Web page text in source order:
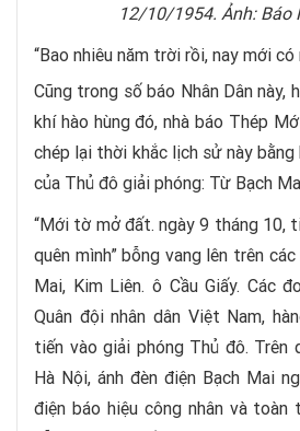
12/10/1954. Ảnh: Báo
“Bao nhiêu năm trời rồi, nay mới
Cũng trong số báo Nhân Dân này,
khí hào hùng đó, nhà báo Thép
chép lại thời khắc lịch sử này
của Thủ đô giải phóng: Từ Bạch
“Mới tờ mở đất. ngày 9 tháng 10,
quên mình” bỗng vang lên trên
Mai, Kim Liên. ô Cầu Giấy. Các
Quân đội nhân dân Việt Nam,
tiến vào giải phóng Thủ đô. Trên
Hà Nội, ánh đèn điện Bạch Mai
điện báo hiệu công nhân và toàn